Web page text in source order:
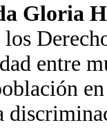
Gloria
entre